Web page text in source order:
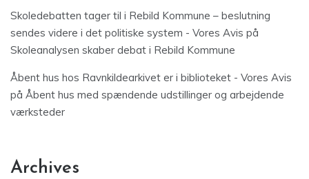
Skoledebatten tager til i Rebild Kommune – beslutning
sendes videre i det politiske system - Vores Avis på
Skoleanalysen skaber debat i Rebild Kommune
Åbent hus hos Ravnkildearkivet er i biblioteket - Vores Avis
på Åbent hus med spændende udstillinger og arbejdende
værksteder
Archives